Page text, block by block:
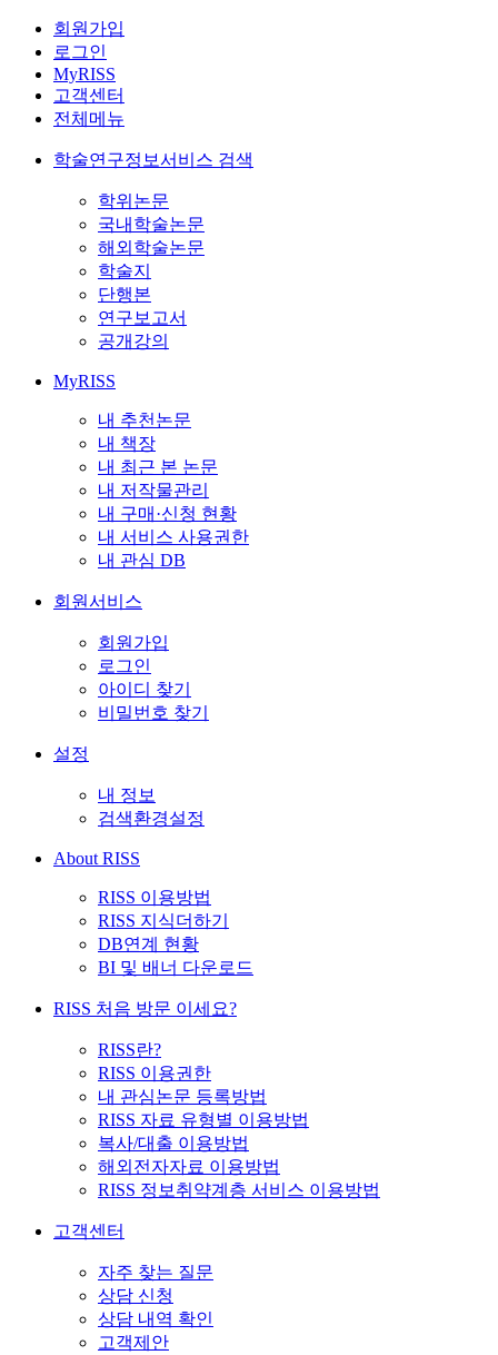
회원가입
로그인
MyRISS
고객센터
전체메뉴
학술연구정보서비스 검색
학위논문
국내학술논문
해외학술논문
학술지
단행본
연구보고서
공개강의
MyRISS
내 추천논문
내 책장
내 최근 본 논문
내 저작물관리
내 구매·신청 현황
내 서비스 사용권한
내 관심 DB
회원서비스
회원가입
로그인
아이디 찾기
비밀번호 찾기
설정
내 정보
검색환경설정
About RISS
RISS 이용방법
RISS 지식더하기
DB연계 현황
BI 및 배너 다운로드
RISS 처음 방문 이세요?
RISS란?
RISS 이용권한
내 관심논문 등록방법
RISS 자료 유형별 이용방법
복사/대출 이용방법
해외전자자료 이용방법
RISS 정보취약계층 서비스 이용방법
고객센터
자주 찾는 질문
상담 신청
상담 내역 확인
고객제안